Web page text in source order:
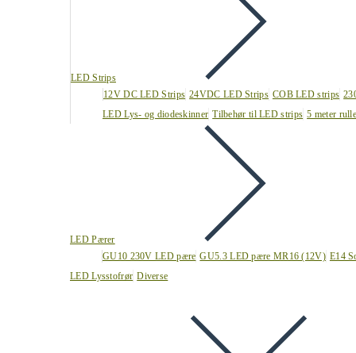
LED Strips
12V DC LED Strips 24VDC LED Strips COB LED strips
LED Lys- og diodeskinner Tilbehør til LED strips 5 meter
LED Pærer
GU10 230V LED pære GU5.3 LED pære MR16 (12V) E14
LED Lysstofrør Diverse